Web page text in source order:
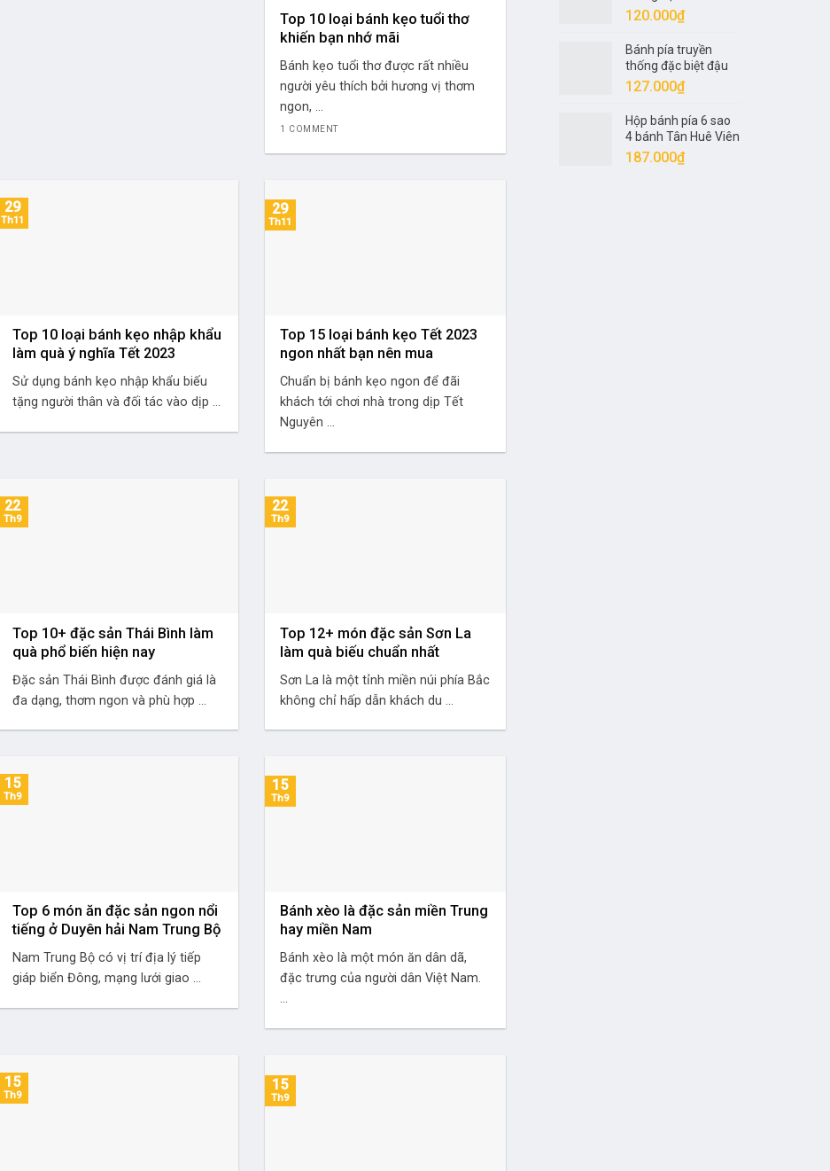
Top 10 loại bánh kẹo tuổi thơ
khiến bạn nhớ mãi
Bánh kẹo tuổi thơ được rất nhiều
người yêu thích bởi hương vị thơm
ngon, ...
1 COMMENT
Top 10 loại bánh kẹo nhập khẩu
làm quà ý nghĩa Tết 2023
Sử dụng bánh kẹo nhập khẩu biếu
tặng người thân và đối tác vào dịp ...
29
Th11
Top 15 loại bánh kẹo Tết 2023
ngon nhất bạn nên mua
Chuẩn bị bánh kẹo ngon để đãi
khách tới chơi nhà trong dịp Tết
Nguyên ...
29
Th11
Top 10+ đặc sản Thái Bình làm
quà phổ biến hiện nay
Đặc sản Thái Bình được đánh giá là
đa dạng, thơm ngon và phù hợp ...
22
Th9
Top 12+ món đặc sản Sơn La
làm quà biếu chuẩn nhất
Sơn La là một tỉnh miền núi phía Bắc
không chỉ hấp dẫn khách du ...
22
Th9
Top 6 món ăn đặc sản ngon nổi
tiếng ở Duyên hải Nam Trung Bộ
Nam Trung Bộ có vị trí địa lý tiếp
giáp biển Đông, mạng lưới giao ...
15
Th9
Bánh xèo là đặc sản miền Trung
hay miền Nam
Bánh xèo là một món ăn dân dã,
đặc trưng của người dân Việt Nam.
...
15
Th9
15
Th9
15
Th9
riêng 1 trứng 4 sao
Tân Huê Viên 540gr
120.000₫
Bánh pía truyền
thống đặc biệt đậu
xanh sầu riêng 1
trứng 5 sao Tân Huê
Viên 600gr
127.000₫
Hộp bánh pía 6 sao
4 bánh Tân Huê Viên
600gr
187.000₫